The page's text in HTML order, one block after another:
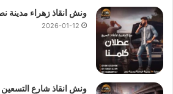
ونش انقاذ زهراء مدينة
2026-01-12
ونش انقاذ شارع التسعين